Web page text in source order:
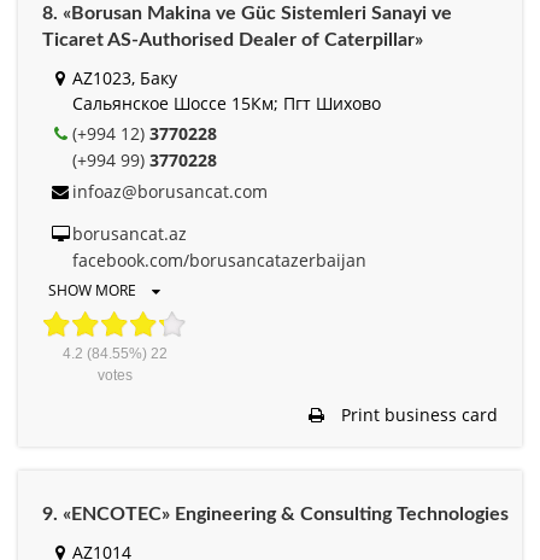
8. «Borusan Makina ve Güc Sistemleri Sanayi ve
Ticaret AS-Authorised Dealer of Caterpillar»
AZ1023, Баку
Сальянское Шоссе 15Км; Пгт Шихово
(+994 12) 3770228
(+994 99) 3770228
infoaz@borusancat.com
borusancat.az
facebook.com/borusancatazerbaijan
SHOW MORE
4.2 (84.55%) 22
votes
Print business card
9. «ENCOTEC» Engineering & Consulting Technologies
AZ1014